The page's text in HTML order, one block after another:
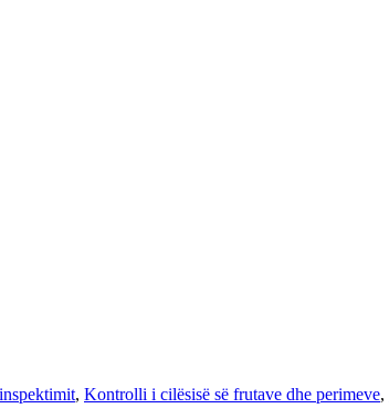
, Kontrolli i cilësisë së frutave dhe perimeve,